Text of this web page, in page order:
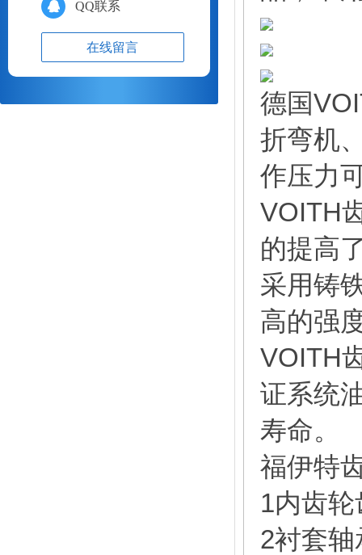
QQ联系
在线留言
德国
折弯机
作压力
VOITH
的提高
采用铸
高的强
VOITH
证系统
寿命。
福伊特
1内齿
2衬套轴